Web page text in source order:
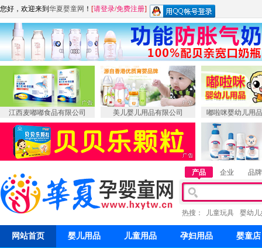
您好，欢迎来到 华夏婴童网 ！ [请登录/免费注册]
江西麦嘟嘟食品有限公司 美儿婴儿用品有限公司 嘟啦咪婴幼儿用
产品 企业 品牌
热搜： 儿童玩具 婴幼
网站首页 婴儿用品 儿童用品 孕妇用品 婴童店